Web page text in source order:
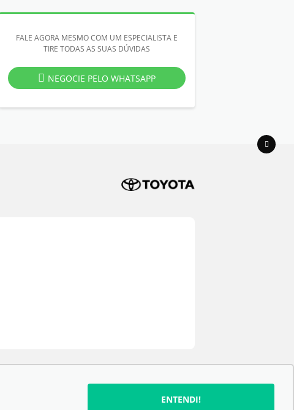
FALE AGORA MESMO COM UM ESPECIALISTA E
TIRE TODAS AS SUAS DÚVIDAS
NEGOCIE PELO WHATSAPP
ENTENDI!